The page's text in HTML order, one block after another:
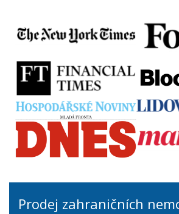
Prodej zahraničních